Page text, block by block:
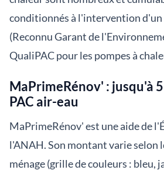
conditionnés à l'intervention
(Reconnu Garant de
QualiPAC pour les pompes à
MaPrimeRénov' : jusqu'à
PAC air-eau
MaPrimeRénov' est une aide de
l'ANAH. Son montant varie selon
ménage (grille de couleurs : bleu,